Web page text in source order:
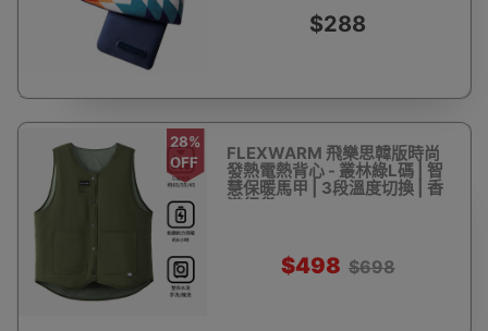
$288
28%
OFF
FLEXWARM 飛樂思韓版時尚
發熱電熱背心 - 叢林綠L碼 | 智
慧保暖馬甲 | 3段溫度切換 | 香
港行貨
$498 $698